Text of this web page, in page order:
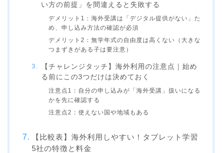
い方の前提」を間違えると失敗する
デメリット1：海外受講は「デジタル提供がない」た
め、申し込み方法の確認が必須
デメリット2：無学年式の自由度は高くない（大きな
つまずきがある子は要注意）
【チャレンジタッチ】海外利用の注意点｜始め
る前にこの3つだけは決めておく
注意点1：自分の申し込みが「海外受講」扱いになる
かを先に確認する
注意点2：使えない国や地域もある
【比較表】海外利用しやすい！タブレット学習
5社の特徴と料金